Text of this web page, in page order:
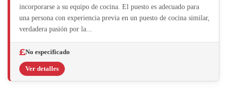
incorporarse a su equipo de cocina. El puesto es adecuado para
una persona con experiencia previa en un puesto de cocina similar,
verdadera pasión por la...
No especificado
Ver detalles